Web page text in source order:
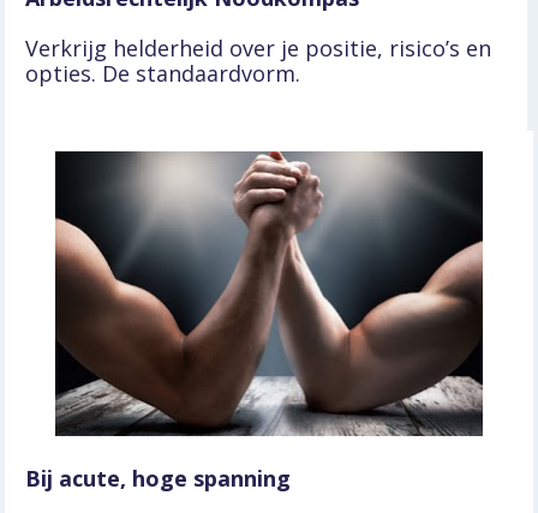
Verkrijg helderheid over je positie, risico’s en
opties. De standaardvorm.
Bij acute, hoge spanning